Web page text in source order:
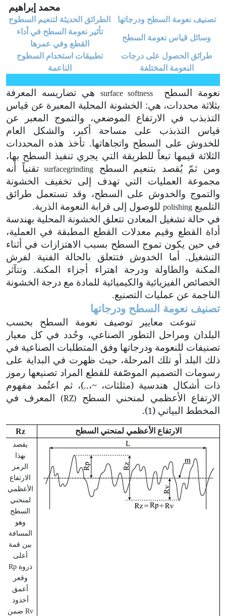
محمد إبراهيم
تصنيف نعومة السطح ودرجاتها
الطرائق الحديثة لتنعيم السطوح
وسائل قياس نعومة السطح
تأثير نعومة السطح في أداء
القطع وفي عمرها
طرائق الحصول على درجات
النعومة المختلفة
تطبيقات استخدام السطوح
الناعمة
نعومة السطح surface softness
هي تضاريسه المعرفة
بثلاثة محددات، هي: الخشونة المحلية المعبرة عن قياس
التذبذب في الارتفاع الموضعي، والتموج المعبر عن
قياس التذبذب على مساحة أكبر، والشكل العام
للخدوش على السطح واتجاهاتها. تأخذ هذه المحددات
الثلاثة قيمها تبعاً للطريقة التي يجري تنفيذ السطح بها،
ومن ثمّ يُقصد بتنعيم السطح
grinding
surfaceتقنياً أنه
مجموعة العمليات التي تهدف إلى تخفيف الخشونة
والتموج والخدوش على السطح، وقد تستعمل طرائق
التلميع polishing للوصول إلى قرابة النعومة الذرية.
في حالة تشغيل المعادن تتعلق الخشونة المحلية بهندسة
أداة القطع وقيم معدلات القطع المطبقة في العملية،
في حين يكون تموج السطح بسبب الاهتزازات في أثناء
التشغيل. أما الخدوش فتتعلق بالحالة الفنية لفرش
المكنة والطاولة ودرجة اهتراء أجزاء المكنة. وتتآثر
الخصائص الفيزيائية والكيميائية للمادة مع درجة الخشونة
الناجمة عن عمليات التصنيع.
تصنيف نعومة السطح ودرجاتها
تنوعت معايير توصيف نعومة السطح بحسب
البلدان ومراحل التطور الصناعي، وحُدد في كل معيار
تصنيفات للنعومة ودرجاتها وفق المتطلبات الصناعية في
ذلك البلد أو تلك المرحلة، حيث ظهرت في البداية على
رسومات التصميم الموصّفة للقطع المراد تصنيعها رموز
ذات أشكال هندسية (مثلثات، ~،..)، ثم اعتُمد مفهوم
الارتفاع الأعظمي لمنحني السطح RZ)
( المعرف في
المخطط البياني (1
).
الارتفاع الأعظمي لمنحني السطح Rz
يقصد
بهذا
الرمز
الارتفاع
الأعظمي
لمنحني
السطح
وهو
المسافة
بين قمة
أعلى
ذروةRp
وقعر
أعمق
أخدود
Rv ضمن